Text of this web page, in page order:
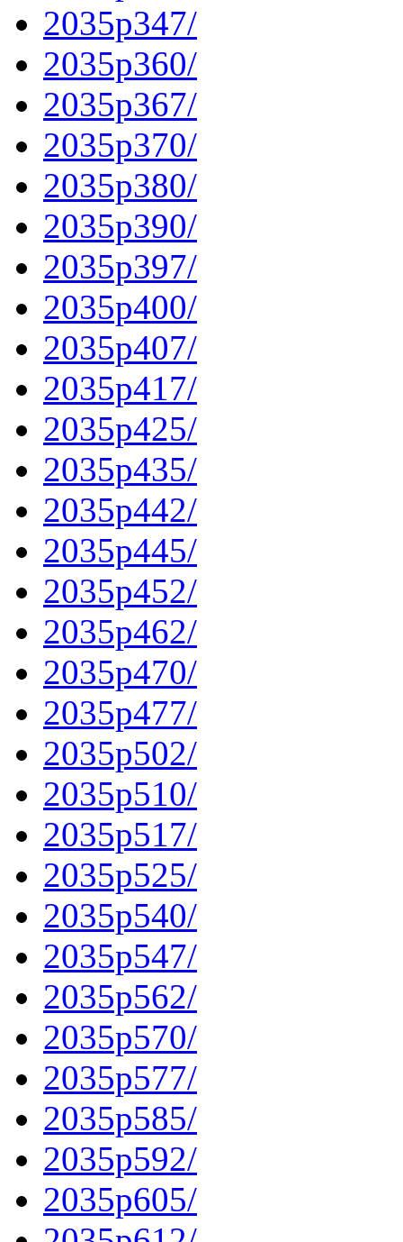
2035p347/
2035p360/
2035p367/
2035p370/
2035p380/
2035p390/
2035p397/
2035p400/
2035p407/
2035p417/
2035p425/
2035p435/
2035p442/
2035p445/
2035p452/
2035p462/
2035p470/
2035p477/
2035p502/
2035p510/
2035p517/
2035p525/
2035p540/
2035p547/
2035p562/
2035p570/
2035p577/
2035p585/
2035p592/
2035p605/